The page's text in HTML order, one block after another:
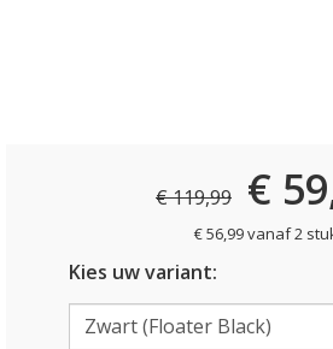
€ 119,99 €
€ 56,99 vanaf 2
Kies uw variant: